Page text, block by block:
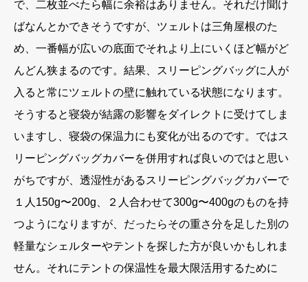
で、二枚並べたら幅に余裕はありません。それだけ聞け
ばなんとかできそうですが、ツェルトは三角屋根のた
め、一番幅が広いの底面でそれより上にいくほど幅がど
んどん狭まるのです。結果、スリーピングバッグに人が
入ると常にツェルトの壁に触れている状態になります。
そうすると寝袋が結露の影響をダイレクトに受けてしま
いますし、寝袋の保温力にも変化が出るのです。ではス
リーピングバッグカバーを併用すれば良いのではと思い
がちですが、透湿性があるスリーピングバッグカバーで
１人150g〜200g、２人合わせて300g〜400gのものを持
つようになりますが、だったらその重さ分を足した別の
軽量なシェルターやテントを探した方が良いかもしれま
せん。それにテントの保温性を最大限活用するために